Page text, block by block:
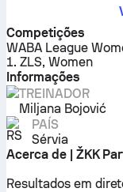
Competições
WABA League
1. ZLS, Women
Informações
TREINADOR
Miljana Bojović
PAÍS
Sérvia
Acerca de | ŽKK
Resultados em